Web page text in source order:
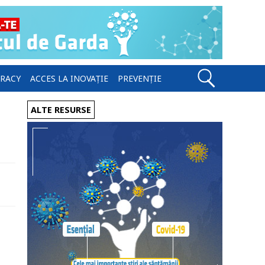
ACCES LA INOVAȚIE PREVENȚIE
ALTE RESURSE